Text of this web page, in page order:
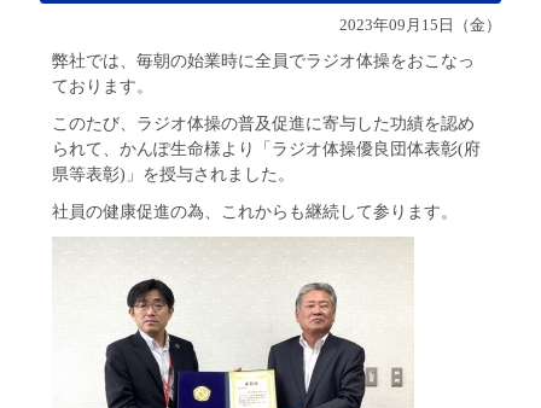
2023年09月15日（金）
弊社では、毎朝の始業時に全員でラジオ体操をおこなっ
ております。
このたび、ラジオ体操の普及促進に寄与した功績を認め
られて、かんぽ生命様より「ラジオ体操優良団体表彰(府
県等表彰)」を授与されました。
社員の健康促進の為、これからも継続して参ります。